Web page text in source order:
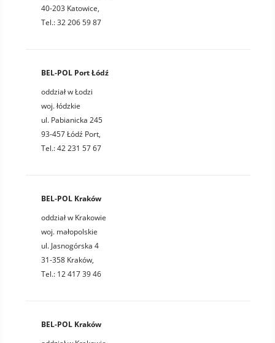
40-203 Katowice,
Tel.: 32 206 59 87
BEL-POL Port Łódź
oddział w Łodzi
woj. łódzkie
ul. Pabianicka 245
93-457 Łódź Port,
Tel.: 42 231 57 67
BEL-POL Kraków
oddział w Krakowie
woj. małopolskie
ul. Jasnogórska 4
31-358 Kraków,
Tel.: 12 417 39 46
BEL-POL Kraków